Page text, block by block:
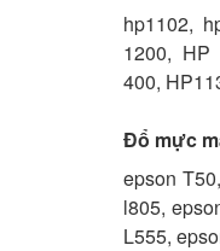
hp1102,
1200,
400,
Đổ mực
epson
l805,
L555,